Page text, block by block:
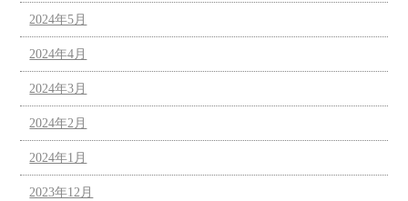
2024年5月
2024年4月
2024年3月
2024年2月
2024年1月
2023年12月